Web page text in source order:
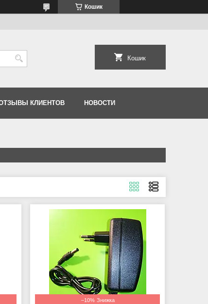
Кошик
Кошик
КЛИЕНТОВ НОВОСТИ
–10%